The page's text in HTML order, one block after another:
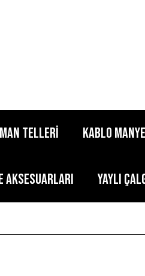
TELLERİ KABLO
AKSESUARLARI YAYLI